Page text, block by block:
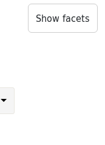
Show facets
to display per page
per page